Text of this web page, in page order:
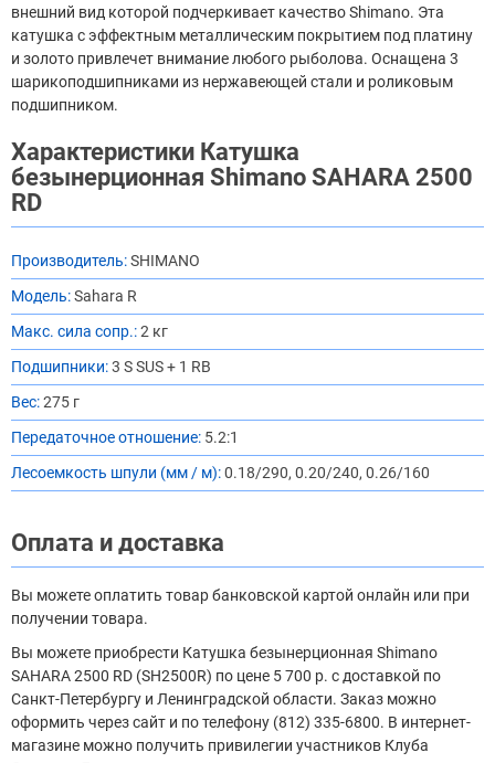
внешний вид которой подчеркивает качество Shimano. Эта
катушка с эффектным металлическим покрытием под платину
и золото привлечет внимание любого рыболова. Оснащена 3
шарикоподшипниками из нержавеющей стали и роликовым
подшипником.
Характеристики Катушка
безынерционная Shimano SAHARA 2500
RD
Производитель:SHIMANO
Модель:Sahara R
Макс. сила сопр.:2 кг
Подшипники:3 S SUS + 1 RB
Вес:275 г
Передаточное отношение: 5.2:1
Лесоемкость шпули (мм / м):0.18/290, 0.20/240, 0.26/160
Оплата и доставка
Вы можете оплатить товар банковской картой онлайн или при
получении товара.
Вы можете приобрести Катушка безынерционная Shimano
SAHARA 2500 RD (SH2500R) по цене 5 700 р. с доставкой по
Санкт-Петербургу и Ленинградской области. Заказ можно
оформить через сайт и по телефону (812) 335-6800. В интернет-
магазине можно получить привилегии участников Клуба